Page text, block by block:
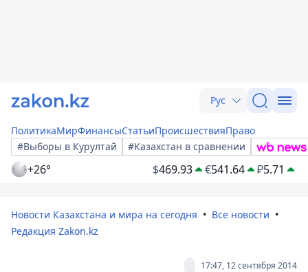
Рус
ПолитикаМирФинансыСтатьиПроисшествияПраво
#Выборы в Курултай
#Казахстан в сравнении
+26° $469.93 €541.64 ₽5.71
Новости Казахстана и мира на сегодня
Все новости
Редакция Zakon.kz
17:47, 12 сентября 2014